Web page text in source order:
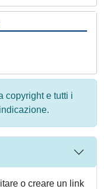
copyright e tutti i
o creare un link